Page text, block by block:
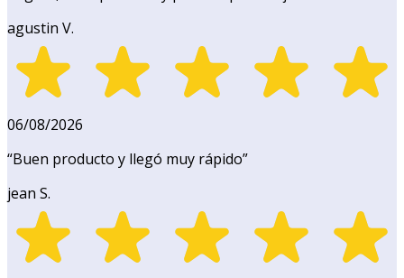
agustin V.
06/08/2026
“Buen producto y llegó muy rápido”
jean S.